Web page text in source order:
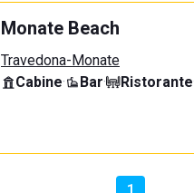
Monate Beach
Travedona-Monate
Cabine· Bar· Ristorante